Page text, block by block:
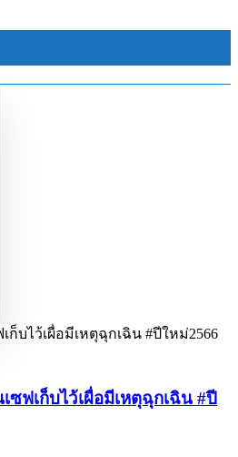
ก็บไว้เผื่อมีเหตุฉุกเฉิน #ปีใหม่2566
ซฟเก็บไว้เผื่อมีเหตุฉุกเฉิน #ปี